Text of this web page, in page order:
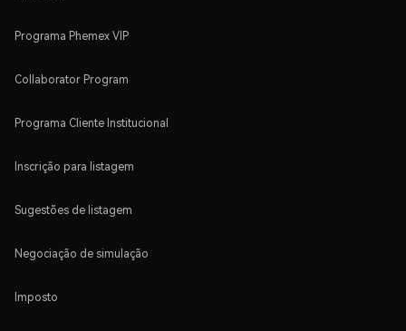
Programa Phemex VIP
Collaborator Program
Programa Cliente Institucional
Inscrição para listagem
Sugestões de listagem
Negociação de simulação
Imposto